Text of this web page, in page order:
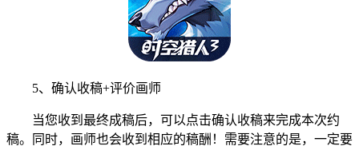
5、确认收稿+评价画师
当您收到最终成稿后，可以点击确认收稿来完成本次约
稿。同时，画师也会收到相应的稿酬！需要注意的是，一定要